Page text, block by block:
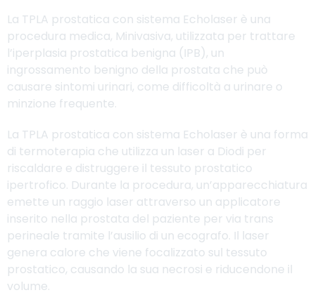
La TPLA prostatica con sistema Echolaser è una
procedura medica, Minivasiva, utilizzata per trattare
l’iperplasia prostatica benigna (IPB), un
ingrossamento benigno della prostata che può
causare sintomi urinari, come difficoltà a urinare o
minzione frequente.
La TPLA prostatica con sistema Echolaser è una forma
di termoterapia che utilizza un laser a Diodi per
riscaldare e distruggere il tessuto prostatico
ipertrofico. Durante la procedura, un’apparecchiatura
emette un raggio laser attraverso un applicatore
inserito nella prostata del paziente per via trans
perineale tramite l’ausilio di un ecografo. Il laser
genera calore che viene focalizzato sul tessuto
prostatico, causando la sua necrosi e riducendone il
volume.